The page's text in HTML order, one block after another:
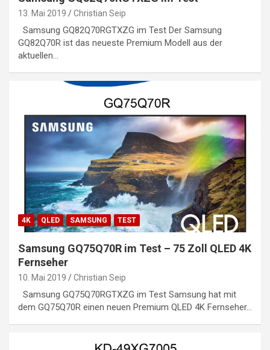
13. Mai 2019 Christian Seip
Samsung GQ82Q70RGTXZG im Test Der Samsung
GQ82Q70R ist das neueste Premium Modell aus der
aktuellen…
4K QLED SAMSUNG TEST
Samsung GQ75Q70R im Test – 75 Zoll QLED 4K
Fernseher
10. Mai 2019 Christian Seip
Samsung GQ75Q70RGTXZG im Test Samsung hat mit
dem GQ75Q70R einen neuen Premium QLED 4K Fernseher…